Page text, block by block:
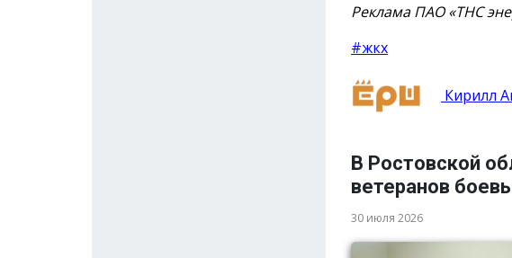
Реклама ПАО «ТНС
#жкх
Кирилл
В Ростовской
ветеранов
30 июля 2026